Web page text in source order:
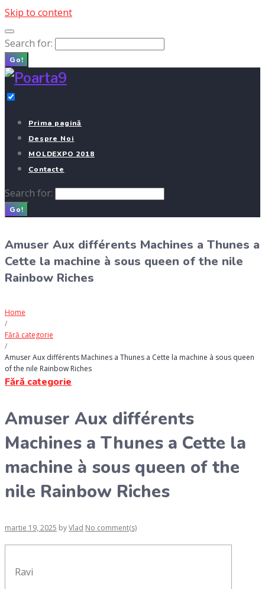
Skip to content
Search for:
Go!
Prima pagină
Despre Noi
MOLDEXPO 2018
Contacte
Search for:
Go!
Amuser Aux différents Machines a Thunes a
Cette la machine à sous queen of the nile
Rainbow Riches
Home
/
Fără categorie
/
Amuser Aux différents Machines a Thunes a Cette la machine à sous queen
of the nile Rainbow Riches
Fără categorie
Amuser Aux différents
Machines a Thunes a Cette la
machine à sous queen of the
nile Rainbow Riches
martie 19, 2025 byVlad No comment(s)
Ravi